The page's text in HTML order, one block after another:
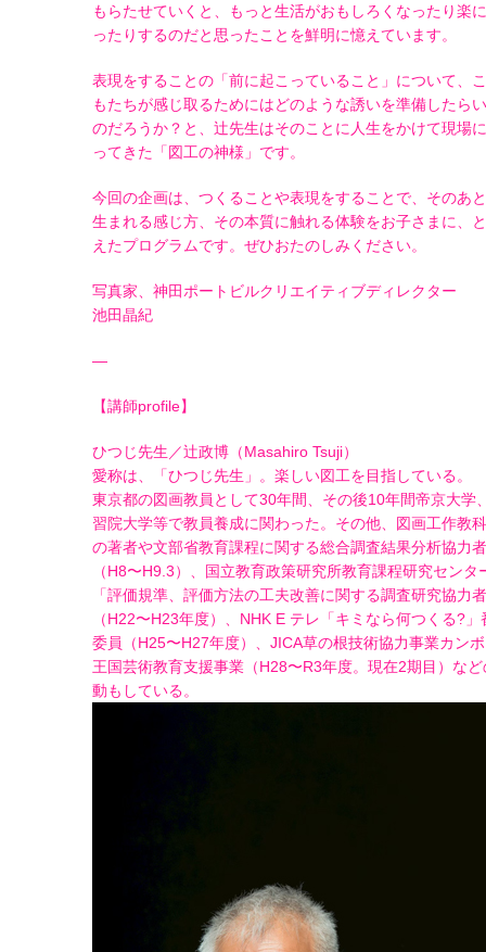
もらたせていくと、もっと生活がおもしろくなったり楽
ったりするのだと思ったことを鮮明に憶えています。
表現をすることの「前に起こっていること」について、
もたちが感じ取るためにはどのような誘いを準備したら
のだろうか？と、辻先生はそのことに人生をかけて現場
ってきた「図工の神様」です。
今回の企画は、つくることや表現をすることで、そのあ
生まれる感じ方、その本質に触れる体験をお子さまに、
えたプログラムです。ぜひおたのしみください。
写真家、神田ポートビルクリエイティブディレクター
池田晶紀
—
【講師profile】
ひつじ先生／辻政博（Masahiro Tsuji）
愛称は、「ひつじ先生」。楽しい図工を目指している。
東京都の図画教員として30年間、その後10年間帝京大学
習院大学等で教員養成に関わった。その他、図画工作教
の著者や文部省教育課程に関する総合調査結果分析協力者
（H8〜H9.3）、国立教育政策研究所教育課程研究センタ
「評価規準、評価方法の工夫改善に関する調査研究協力
（H22〜H23年度）、NHK E テレ「キミなら何つくる?」
委員（H25〜H27年度）、JICA草の根技術協力事業カン
王国芸術教育支援事業（H28〜R3年度。現在2期目）など
動もしている。